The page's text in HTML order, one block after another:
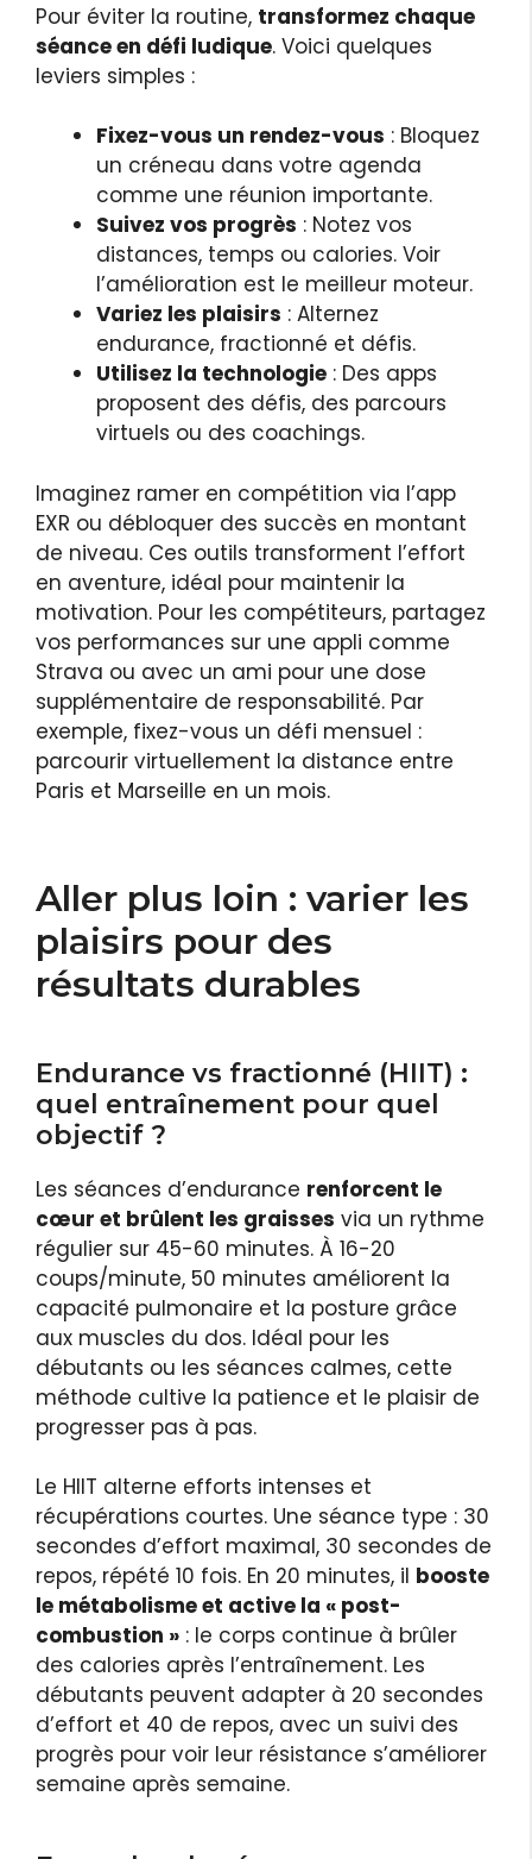
Pour éviter la routine, transformez chaque
séance en défi ludique. Voici quelques
leviers simples :
Fixez-vous un rendez-vous : Bloquez
un créneau dans votre agenda
comme une réunion importante.
Suivez vos progrès : Notez vos
distances, temps ou calories. Voir
l’amélioration est le meilleur moteur.
Variez les plaisirs : Alternez
endurance, fractionné et défis.
Utilisez la technologie : Des apps
proposent des défis, des parcours
virtuels ou des coachings.
Imaginez ramer en compétition via l’app
EXR ou débloquer des succès en montant
de niveau. Ces outils transforment l’effort
en aventure, idéal pour maintenir la
motivation. Pour les compétiteurs, partagez
vos performances sur une appli comme
Strava ou avec un ami pour une dose
supplémentaire de responsabilité. Par
exemple, fixez-vous un défi mensuel :
parcourir virtuellement la distance entre
Paris et Marseille en un mois.
Aller plus loin : varier les
plaisirs pour des
résultats durables
Endurance vs fractionné (HIIT) :
quel entraînement pour quel
objectif ?
Les séances d’endurance renforcent le
cœur et brûlent les graisses via un rythme
régulier sur 45-60 minutes. À 16-20
coups/minute, 50 minutes améliorent la
capacité pulmonaire et la posture grâce
aux muscles du dos. Idéal pour les
débutants ou les séances calmes, cette
méthode cultive la patience et le plaisir de
progresser pas à pas.
Le HIIT alterne efforts intenses et
récupérations courtes. Une séance type : 30
secondes d’effort maximal, 30 secondes de
repos, répété 10 fois. En 20 minutes, il booste
le métabolisme et active la « post-
combustion » : le corps continue à brûler
des calories après l’entraînement. Les
débutants peuvent adapter à 20 secondes
d’effort et 40 de repos, avec un suivi des
progrès pour voir leur résistance s’améliorer
semaine après semaine.